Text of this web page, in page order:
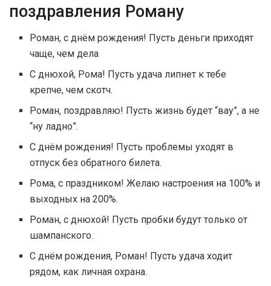
поздравления Роману
Роман, с днём рождения! Пусть деньги приходят
чаще, чем дела
С днюхой, Рома! Пусть удача липнет к тебе
крепче, чем скотч.
Роман, поздравляю! Пусть жизнь будет “вау”, а не
“ну ладно”.
С днём рождения! Пусть проблемы уходят в
отпуск без обратного билета.
Рома, с праздником! Желаю настроения на 100% и
выходных на 200%.
Роман, с днюхой! Пусть пробки будут только от
шампанского.
С днём рождения, Роман! Пусть удача ходит
рядом, как личная охрана.